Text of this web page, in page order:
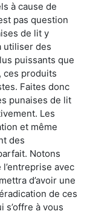
à cause de
pas question
de lit y
utiliser des
puissants que
ces produits
Faites donc
punaises de lit
Les
et même
des
Notons
avec
d’avoir une
de ces
s’offre à vous